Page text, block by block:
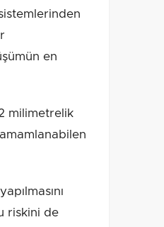
en
milimetrelik
riskini de